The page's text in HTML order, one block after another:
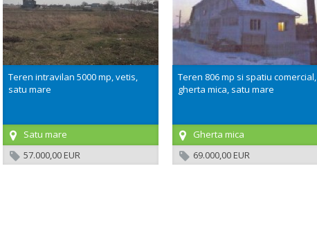
Teren intravilan 5000 mp, vetis,
satu mare
Satu mare
57.000,00 EUR
Teren 806 mp si spatiu comercial,
gherta mica, satu mare
Gherta mica
69.000,00 EUR